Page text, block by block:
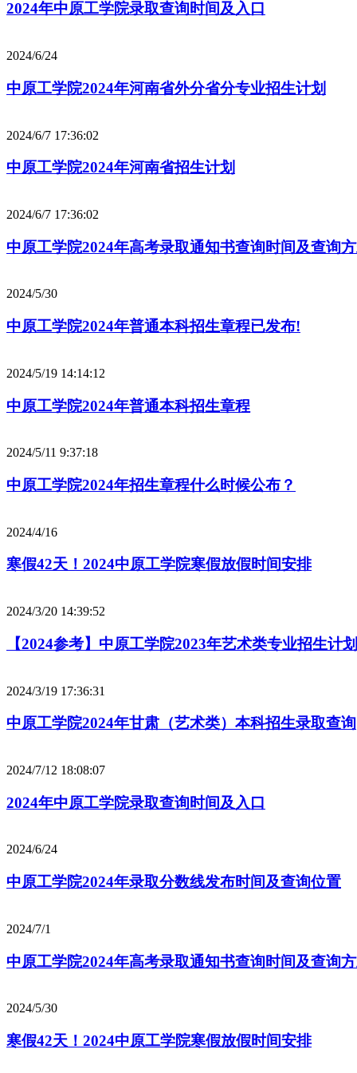
2024年中原工学院录取查询时间及入口
2024/6/24
中原工学院2024年河南省外分省分专业招生计划
2024/6/7 17:36:02
中原工学院2024年河南省招生计划
2024/6/7 17:36:02
中原工学院2024年高考录取通知书查询时间及查询
2024/5/30
中原工学院2024年普通本科招生章程已发布!
2024/5/19 14:14:12
中原工学院2024年普通本科招生章程
2024/5/11 9:37:18
中原工学院2024年招生章程什么时候公布？
2024/4/16
寒假42天！2024中原工学院寒假放假时间安排
2024/3/20 14:39:52
【2024参考】中原工学院2023年艺术类专业招生计
2024/3/19 17:36:31
中原工学院2024年甘肃（艺术类）本科招生录取查询
2024/7/12 18:08:07
2024年中原工学院录取查询时间及入口
2024/6/24
中原工学院2024年录取分数线发布时间及查询位置
2024/7/1
中原工学院2024年高考录取通知书查询时间及查询
2024/5/30
寒假42天！2024中原工学院寒假放假时间安排